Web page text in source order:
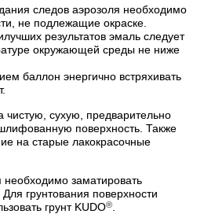
следов аэрозоля необходимо
не подлежащие окраске.
результатов эмаль следует
окружающей среды не ниже
баллон энергично встряхивать
чистую, сухую, предварительно
поверхность. Также
на старые лакокрасочные
заматировать
грунтования поверхности
грунт KUDO®